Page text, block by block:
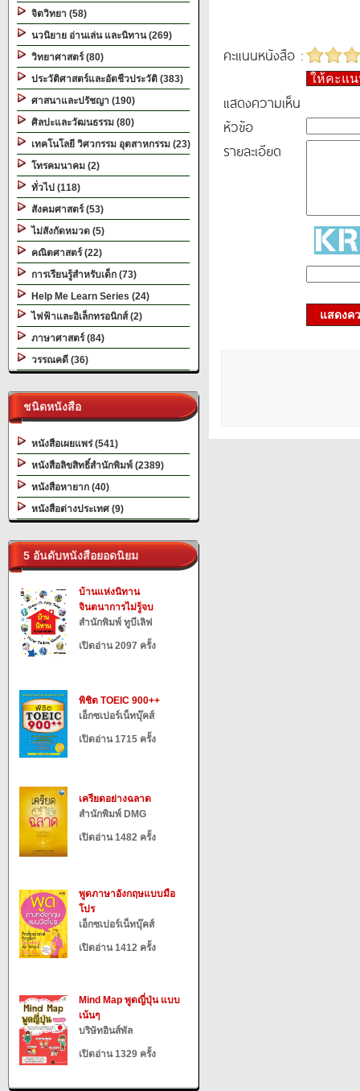
จิตวิทยา (58)
นวนิยาย อ่านเล่น และนิทาน (269)
วิทยาศาสตร์ (80)
ประวัติศาสตร์และอัตชีวประวัติ (383)
ศาสนาและปรัชญา (190)
ศิลปะและวัฒนธรรม (80)
เทคโนโลยี วิศวกรรม อุตสาหกรรม (23)
โทรคมนาคม (2)
ทั่วไป (118)
สังคมศาสตร์ (53)
ไม่สังกัดหมวด (5)
คณิตศาสตร์ (22)
การเรียนรู้สำหรับเด็ก (73)
Help Me Learn Series (24)
ไฟฟ้าและอิเล็กทรอนิกส์ (2)
ภาษาศาสตร์ (84)
วรรณคดี (36)
ชนิดหนังสือ
หนังสือเผยแพร่ (541)
หนังสือลิขสิทธิ์สำนักพิมพ์ (2389)
หนังสือหายาก (40)
หนังสือต่างประเทศ (9)
5 อันดับหนังสือยอดนิยม
บ้านแห่งนิทาน
จินตนาการไม่รู้จบ
สำนักพิมพ์ ทูบีเลิฟ
เปิดอ่าน 2097 ครั้ง
พิชิต TOEIC 900++
เอ็กซเปอร์เน็ทบุ๊คส์
เปิดอ่าน 1715 ครั้ง
เครียดอย่างฉลาด
สำนักพิมพ์ DMG
เปิดอ่าน 1482 ครั้ง
พูดภาษาอังกฤษแบบมือ
โปร
เอ็กซเปอร์เน็ทบุ๊คส์
เปิดอ่าน 1412 ครั้ง
Mind Map พูดญี่ปุ่น แบบ
เน้นๆ
บริษัทอินส์พัล
เปิดอ่าน 1329 ครั้ง
คะแนนหนังสือ :
ให้คะแ
แสดงความเห็น
หัวข้อ
รายละเอียด
แสดงค